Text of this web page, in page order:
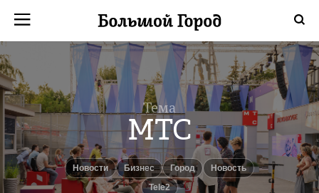
Тема
МТС
новости бизнес город
Новость
Tele2